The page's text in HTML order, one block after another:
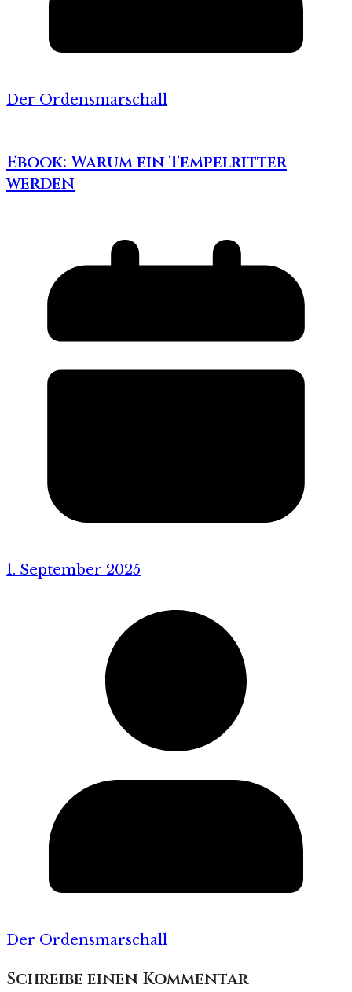
Der Ordensmarschall
Ebook: Warum ein Tempelritter
werden
1. September 2025
Der Ordensmarschall
Schreibe einen Kommentar